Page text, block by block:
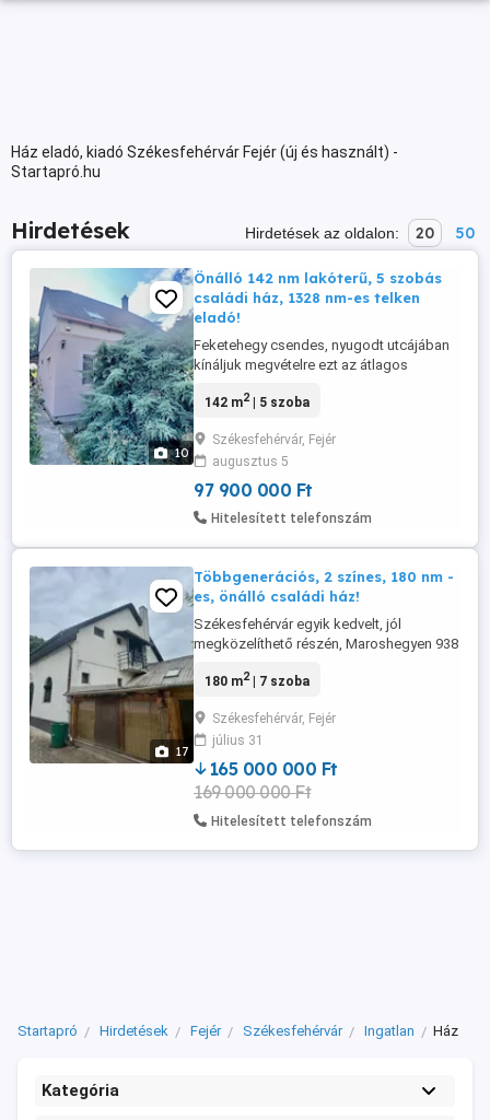
Ház eladó, kiadó Székesfehérvár Fejér (új és használt) -
Startapró.hu
Hirdetések Hirdetések az oldalon: 20 50
10
Önálló 142 nm lakóterű, 5 szobás
családi ház, 1328 nm-es telken
eladó!
Feketehegy csendes, nyugodt utcájában
kínáljuk megvételre ezt az átlagos
házat, amely kiváló elosztásával, tágas
otthont teremthet új tulajdonosának. Ez az
ingatlan nem csupán egy ház, hanem egy
olyan élettér, ahol ...
142 m2| 5 szoba
Székesfehérvár, Fejér
augusztus 5
97 900 000 Ft
Hitelesített telefonszám
17
Többgenerációs, 2 színes, 180 nm -
es, önálló családi ház!
Székesfehérvár egyik kedvelt, jól
megközelíthető részén, Maroshegyen 938
családi ház eladó! Az ingatlan 1992-ben
180 m lakóterületet + 36 m fűtött-fedett
közösségi teret kínál, nappalival + 6
szobával, valamint dupla garázzsal, ...
180 m2| 7 szoba
Székesfehérvár, Fejér
július 31
165 000 000 Ft
169 000 000 Ft
Hitelesített telefonszám
Startapró Hirdetések Fejér Székesfehérvár Ingatlan Ház
Kategória